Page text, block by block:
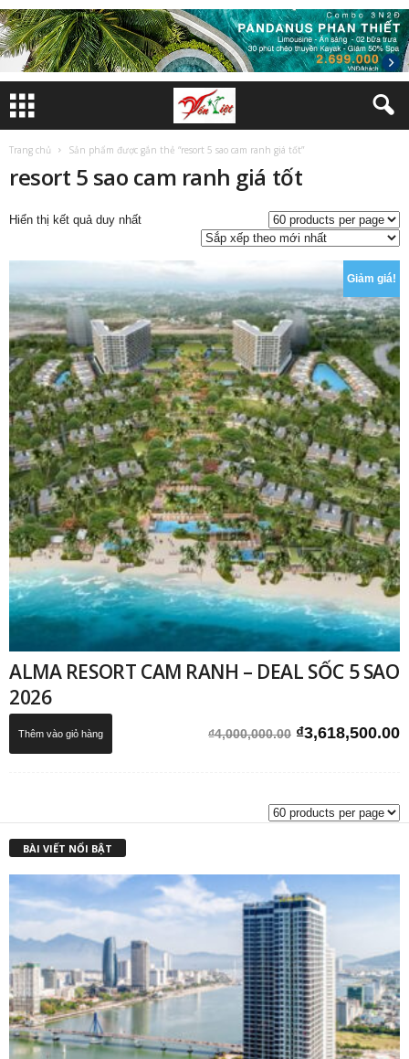
Trang chủ Sản phẩm được gắn thẻ “resort 5 sao cam ranh giá tốt”
resort 5 sao cam ranh giá tốt
Hiển thị kết quả duy nhất
Giảm giá!
ALMA RESORT CAM RANH – DEAL SỐC 5 SAO
2026
₫4,000,000.00 Giá
₫3,618,500.00
Thêm vào giỏ hàng
BÀI VIẾT NỔI BẬT